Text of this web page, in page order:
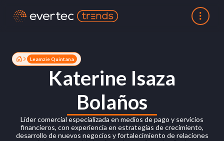
Leamzie Quintana
Katerine Isaza
Bolaños
Líder comercial especializada en medios de pago y servicios
financieros, con experiencia en estrategias de crecimiento,
desarrollo de nuevos negocios y fortalecimiento de relaciones